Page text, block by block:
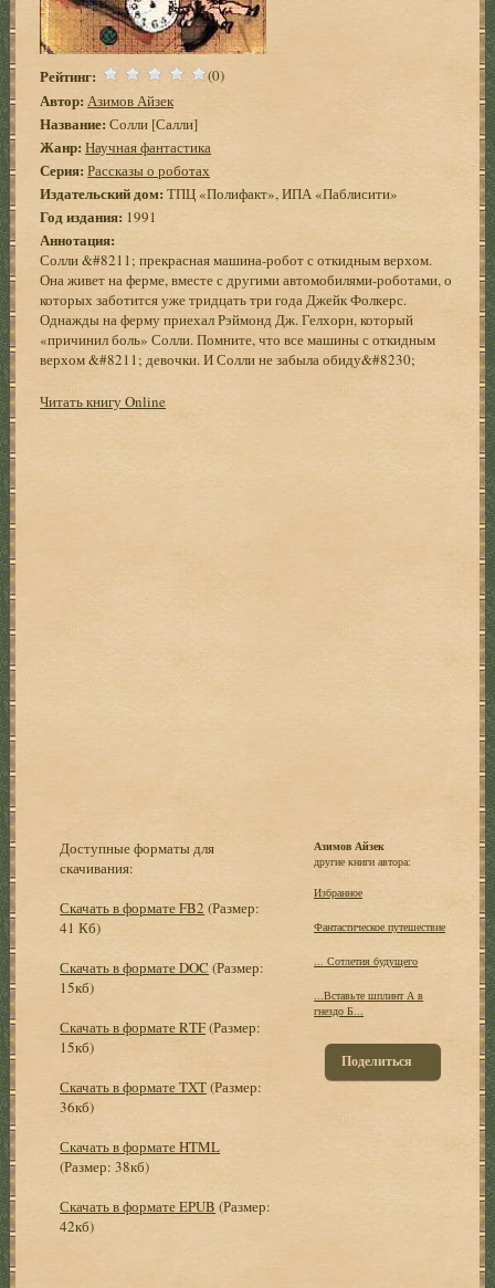
Рейтинг: (0)
Автор: Азимов Айзек
Название: Солли [Салли]
Жанр: Научная фантастика
Серия:Рассказы о роботах
Издательский дом: ТПЦ «Полифакт», ИПА «Паблисити»
Год издания: 1991
Аннотация:
Солли &#8211; прекрасная машина-робот с откидным верхом.
Она живет на ферме, вместе с другими автомобилями-роботами, о
которых заботится уже тридцать три года Джейк Фолкерс.
Однажды на ферму приехал Рэймонд Дж. Гелхорн, который
«причинил боль» Солли. Помните, что все машины с откидным
верхом &#8211; девочки. И Солли не забыла обиду&#8230;
Читать книгу Online
Доступные форматы для
скачивания:
Скачать в формате FB2 (Размер:
41 Кб)
Скачать в формате DOC (Размер:
15кб)
Скачать в формате RTF(Размер:
15кб)
Скачать в формате TXT(Размер:
36кб)
Скачать в формате HTML
(Размер: 38кб)
Скачать в формате EPUB (Размер:
42кб)
Азимов Айзек
другие книги автора:
Избранное
Фантастическое путешествие
... Сотлетия будущего
...Вставьте шплинт А в
гнездо Б...
Поделиться